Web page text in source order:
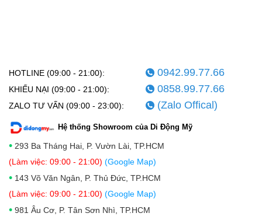
HOTLINE (09:00 - 21:00): 0942.99.77.66
KHIẾU NẠI (09:00 - 21:00): 0858.99.77.66
ZALO TƯ VẤN (09:00 - 23:00): (Zalo Offical)
Hệ thống Showroom của Di Động Mỹ
• 293 Ba Tháng Hai, P. Vườn Lài, TP.HCM
(Làm việc: 09:00 - 21:00) (Google Map)
• 143 Võ Văn Ngân, P. Thủ Đức, TP.HCM
(Làm việc: 09:00 - 21:00) (Google Map)
• 981 Âu Cơ, P. Tân Sơn Nhì, TP.HCM